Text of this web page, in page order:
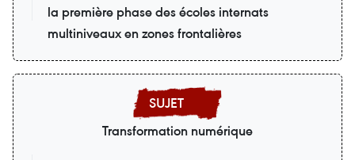
la première phase des écoles internats
multiniveaux en zones frontalières
Transformation numérique